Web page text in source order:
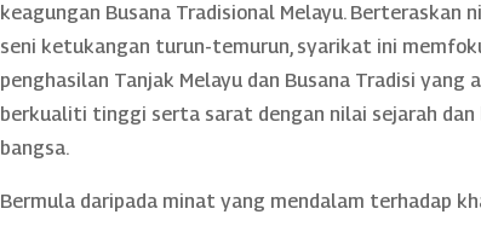
keagungan Busana Tradisional Melayu. Berteraskan
seni ketukangan turun-temurun, syarikat ini
penghasilan Tanjak Melayu dan Busana Tradisi yang
berkualiti tinggi serta sarat dengan nilai sejarah dan
bangsa.
Bermula daripada minat yang mendalam terhadap